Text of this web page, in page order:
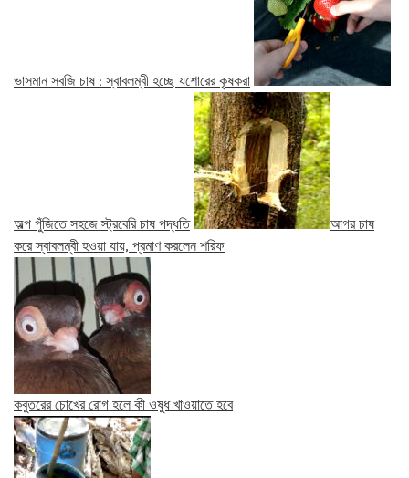
ভাসমান সবজি চাষ : স্বাবলম্বী হচ্ছে যশোরের কৃষকরা
অল্প পুঁজিতে সহজে স্ট্রবেরি চাষ পদ্ধতি
আগর চাষ
করে স্বাবলম্বী হওয়া যায়, প্রমাণ করলেন শরিফ
কবুতরের চোখের রোগ হলে কী ওষুধ খাওয়াতে হবে